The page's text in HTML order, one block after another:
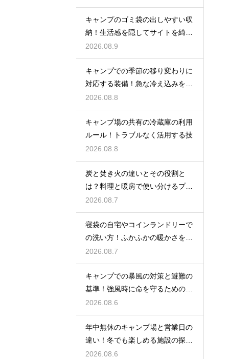
キャンプのゴミ袋の出しやすい収
納！生活感を隠してサイトを綺麗
に保つ
2026.08.9
キャンプでの季節の移り変わりに
対応する装備！急な冷え込みを乗
り切る
2026.08.8
キャンプ場の共有の冷蔵庫の利用
ルール！トラブルなく活用する技
2026.08.8
炭と焚き火の違いとその役割と
は？料理と暖房で使い分けるプロ
の技
2026.08.7
寝袋の自宅やコインランドリーで
の洗い方！ふかふかの暖かさを復
活させる
2026.08.7
キャンプでの暴風の対策と避難の
基準！強風時に命を守るための行
動
2026.08.6
年中無休のキャンプ場と営業日の
違い！冬でも楽しめる施設の探し
方
2026.08.6